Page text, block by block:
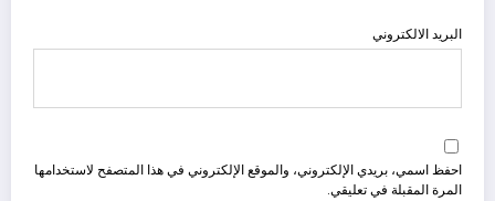
البريد الالكتروني
احفظ اسمي، بريدي الإلكتروني، والموقع الإلكتروني في هذا المتصفح لاستخدامها
المرة المقبلة في تعليقي.